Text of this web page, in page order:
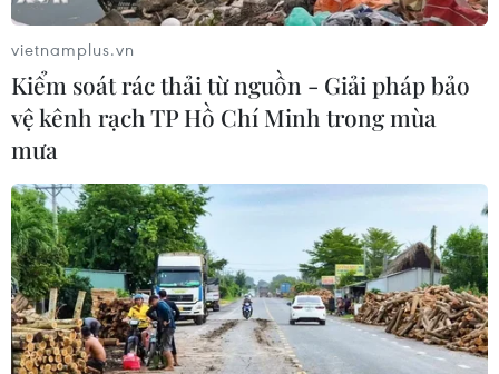
Bầu cử Mỹ: Điều chỉnh quy định cho cuộc
tranh luận cuối cùng
20/10/2020 03:06
vietnamplus.vn
Kiểm soát rác thải từ nguồn - Giải pháp bảo
vệ kênh rạch TP Hồ Chí Minh trong mùa
mưa